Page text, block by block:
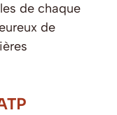
de chaque
de